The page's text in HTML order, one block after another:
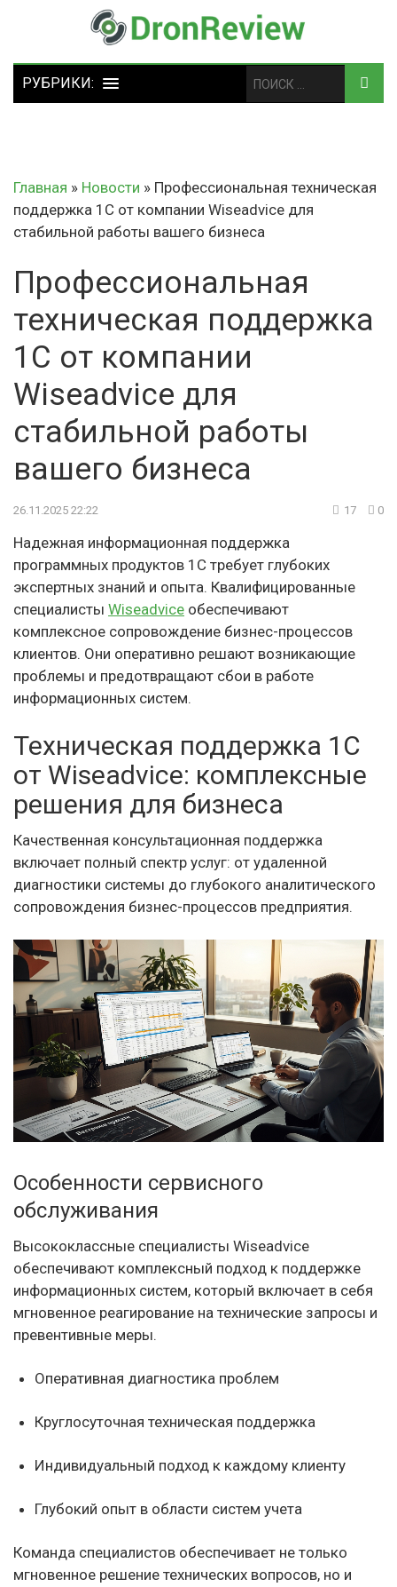
Главная » Новости » Профессиональная техническая
поддержка 1С от компании Wiseadvice для
стабильной работы вашего бизнеса
Профессиональная
техническая поддержка
1С от компании
Wiseadvice для
стабильной работы
вашего бизнеса
26.11.2025 22:22 17 0
Надежная информационная поддержка
программных продуктов 1С требует глубоких
экспертных знаний и опыта. Квалифицированные
специалисты Wiseadvice обеспечивают
комплексное сопровождение бизнес-процессов
клиентов. Они оперативно решают возникающие
проблемы и предотвращают сбои в работе
информационных систем.
Техническая поддержка 1С
от Wiseadvice: комплексные
решения для бизнеса
Качественная консультационная поддержка
включает полный спектр услуг: от удаленной
диагностики системы до глубокого аналитического
сопровождения бизнес-процессов предприятия.
Особенности сервисного
обслуживания
Высококлассные специалисты Wiseadvice
обеспечивают комплексный подход к поддержке
информационных систем, который включает в себя
мгновенное реагирование на технические запросы и
превентивные меры.
Оперативная диагностика проблем
Круглосуточная техническая поддержка
Индивидуальный подход к каждому клиенту
Глубокий опыт в области систем учета
Команда специалистов обеспечивает не только
мгновенное решение технических вопросов, но и